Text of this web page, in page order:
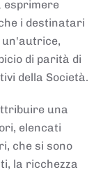
esprimere
i destinatari
un'autrice,
di parità di
della Società.
una
elencati
che si sono
la ricchezza